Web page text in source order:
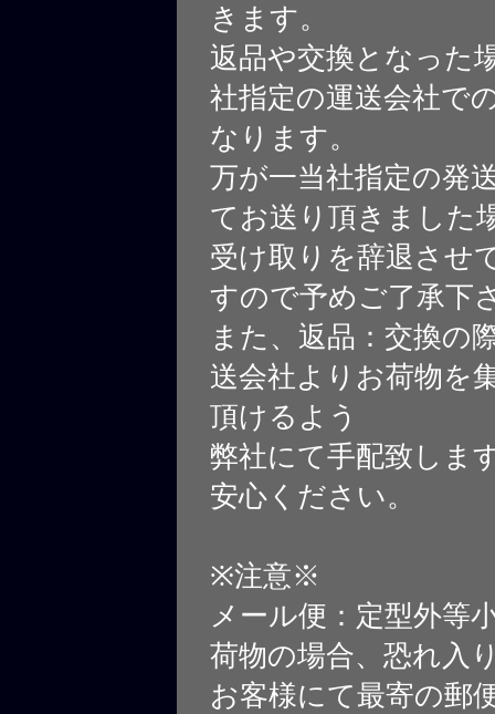
きます。
返品や交換となった
社指定の運送会社で
なります。
万が一当社指定の発
てお送り頂きました
受け取りを辞退させ
すので予めご了承下
また、返品：交換の
送会社よりお荷物を
頂けるよう
弊社にて手配致しま
安心ください。
※注意※
メール便：定型外等
荷物の場合、恐れ入
お客様にて最寄の郵